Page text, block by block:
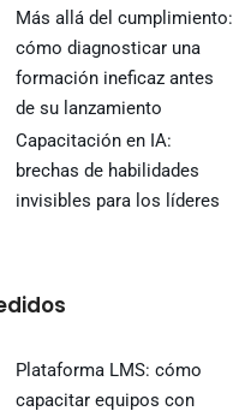
Más allá del cumplimiento:
cómo diagnosticar una
formación ineficaz antes
de su lanzamiento
Capacitación en IA:
brechas de habilidades
invisibles para los líderes
Plataforma LMS: cómo
capacitar equipos con